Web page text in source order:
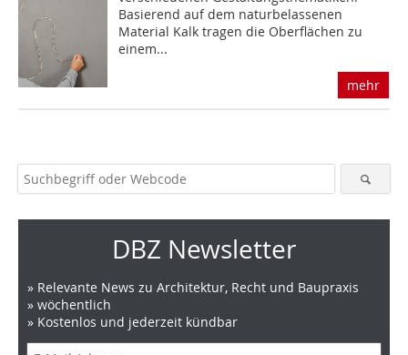
Basierend auf dem naturbelassenen
Material Kalk tragen die Oberflächen zu
einem...
mehr
DBZ Newsletter
» Relevante News zu Architektur, Recht und Baupraxis
» wöchentlich
» Kostenlos und jederzeit kündbar